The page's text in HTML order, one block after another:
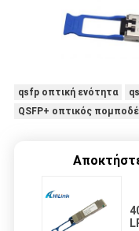
qsfp οπτική ενότητα
QSFP+ οπτικός